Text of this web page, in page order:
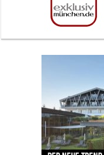
The Open 2026